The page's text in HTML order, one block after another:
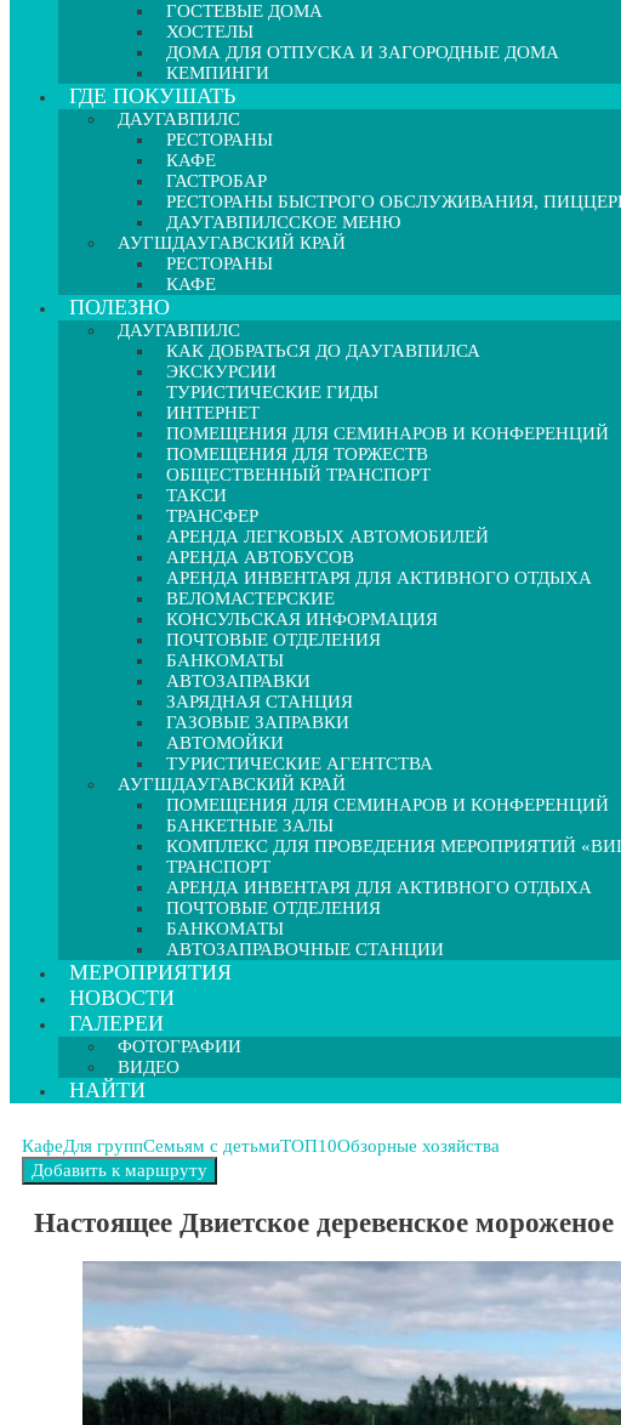
ГОСТЕВЫЕ ДОМА
ХОСТЕЛЫ
ДОМА ДЛЯ ОТПУСКА И ЗАГОРОДНЫЕ ДОМА
КЕМПИНГИ
ГДЕ ПОКУШАТЬ
ДАУГАВПИЛС
РЕСТОРАНЫ
КАФЕ
ГАСТРОБАР
РЕСТОРАНЫ БЫСТРОГО ОБСЛУЖИВАНИЯ,
ДАУГАВПИЛССКОЕ МЕНЮ
АУГШДАУГАВСКИЙ КРАЙ
РЕСТОРАНЫ
КАФЕ
ПОЛЕЗНО
ДАУГАВПИЛС
КАК ДОБРАТЬСЯ ДО ДАУГАВПИЛСА
ЭКСКУРСИИ
ТУРИСТИЧЕСКИЕ ГИДЫ
ИНТЕРНЕТ
ПОМЕЩЕНИЯ ДЛЯ СЕМИНАРОВ И КОНФЕРЕНЦИЙ
ПОМЕЩЕНИЯ ДЛЯ ТОРЖЕСТВ
ОБЩЕСТВЕННЫЙ ТРАНСПОРТ
ТАКСИ
ТРАНСФЕР
АРЕНДА ЛЕГКОВЫХ АВТОМОБИЛЕЙ
АРЕНДА АВТОБУСОВ
АРЕНДА ИНВЕНТАРЯ ДЛЯ АКТИВНОГО ОТДЫХА
ВЕЛОМАСТЕРСКИЕ
КОНСУЛЬСКАЯ ИНФОРМАЦИЯ
ПОЧТОВЫЕ ОТДЕЛЕНИЯ
БАНКОМАТЫ
АВТОЗАПРАВКИ
ЗАРЯДНАЯ СТАНЦИЯ
ГАЗОВЫЕ ЗАПРАВКИ
АВТОМОЙКИ
ТУРИСТИЧЕСКИЕ АГЕНТСТВА
АУГШДАУГАВСКИЙ КРАЙ
ПОМЕЩЕНИЯ ДЛЯ СЕМИНАРОВ И КОНФЕРЕНЦИЙ
БАНКЕТНЫЕ ЗАЛЫ
КОМПЛЕКС ДЛЯ ПРОВЕДЕНИЯ МЕРОПРИЯТИЙ
ТРАНСПОРТ
АРЕНДА ИНВЕНТАРЯ ДЛЯ АКТИВНОГО ОТДЫХА
ПОЧТОВЫЕ ОТДЕЛЕНИЯ
БАНКОМАТЫ
АВТОЗАПРАВОЧНЫЕ СТАНЦИИ
МЕРОПРИЯТИЯ
НОВОСТИ
ГАЛЕРЕИ
ФОТОГРАФИИ
ВИДЕО
НАЙТИ
КафеДля группСемьям с детьмиТОП10Обзорные хозяйства
Настоящее Двиетское деревенское мороженое